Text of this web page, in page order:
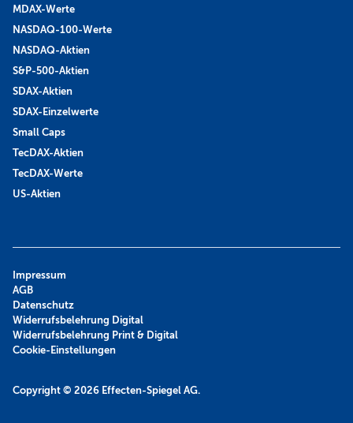
MDAX-Werte
NASDAQ-100-Werte
NASDAQ-Aktien
S&P-500-Aktien
SDAX-Aktien
SDAX-Einzelwerte
Small Caps
TecDAX-Aktien
TecDAX-Werte
US-Aktien
Copyright © 2026 Effecten-Spiegel AG.
Impressum
AGB
Datenschutz
Widerrufsbelehrung Digital
Widerrufsbelehrung Print & Digital
Cookie-Einstellungen